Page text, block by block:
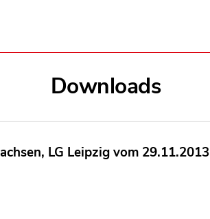
Downloads
LG Leipzig vom 29.11.2013